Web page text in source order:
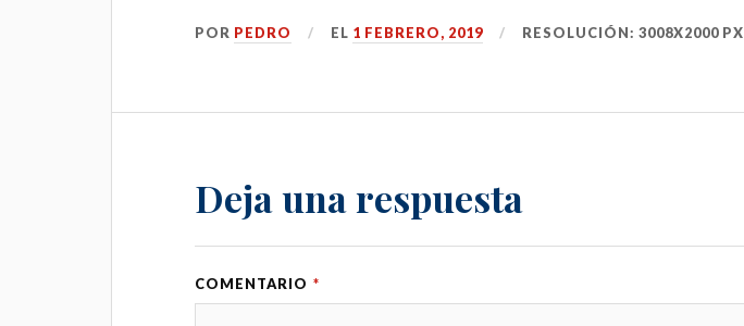
POR PEDRO EL 1 FEBRERO, 2019 RESOLUCIÓN: 3008X2000 PX
Deja una respuesta
COMENTARIO *